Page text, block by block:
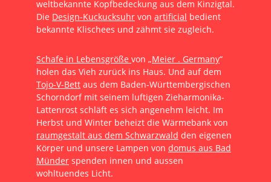
weltbekannte Kopfbedeckung aus dem Kinzigtal.
Die Design-Kuckucksuhr von artificial bedient
bekannte Klischees und zähmt sie zugleich.
Schafe in Lebensgröße von „Meier . Germany“
holen das Vieh zurück ins Haus. Und auf dem
Tojo-V-Bett aus dem Baden-Württembergischen
Schorndorf mit seinem luftigen Zieharmonika-
Lattenrost schläft es sich angenehm leicht. Im
Herbst und Winter beheizt die Wärmebank von
raumgestalt aus dem Schwarzwald den eigenen
Körper und unsere Lampen von domus aus Bad
Münder spenden innen und aussen
wohltuendes Licht.